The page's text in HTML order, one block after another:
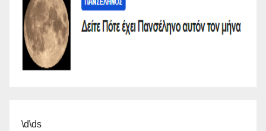
\d\ds